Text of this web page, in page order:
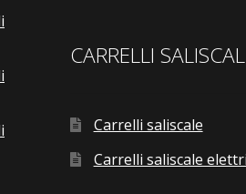
CARRELLI
Carrelli saliscale
Carrelli saliscale